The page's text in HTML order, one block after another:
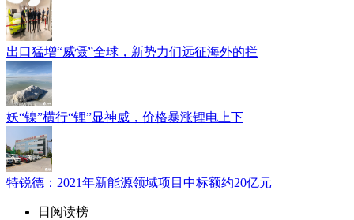
出口猛增“威慑”全球，新势力们远征海外的拦
妖“镍”横行“锂”显神威，价格暴涨锂电上下
特锐德：2021年新能源领域项目中标额约20亿元
日阅读榜